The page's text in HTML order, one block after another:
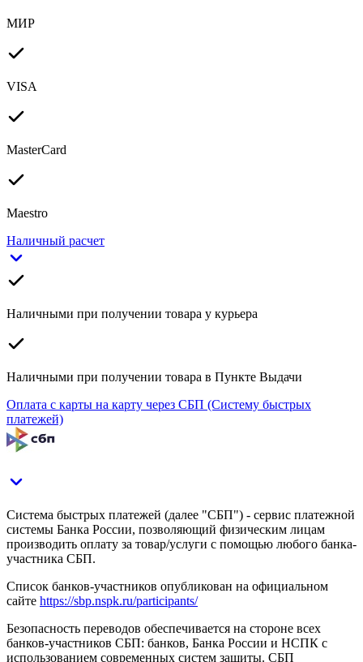
МИР
VISA
MasterCard
Maestro
Наличный расчет
Наличными при получении товара у курьера
Наличными при получении товара в Пункте Выдачи
Оплата с карты на карту через СБП (Систему быстрых
платежей)
Система быстрых платежей (далее "СБП") - сервис платежной
системы Банка России, позволяющий физическим лицам
производить оплату за товар/услуги с помощью любого банка-
участника СБП.
Список банков-участников опубликован на официальном
сайте https://sbp.nspk.ru/participants/
Безопасность переводов обеспечивается на стороне всех
банков-участников СБП: банков, Банка России и НСПК с
использованием современных систем защиты. СБП